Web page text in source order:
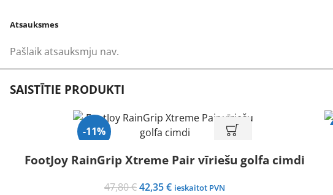
Atsauksmes
Pašlaik atsauksmju nav.
SAISTĪTIE PRODUKTI
-11%
FootJoy RainGrip Xtreme Pair vīriešu golfa cimdi
47,80€Original
42,35€Current
ieskaitot PVN